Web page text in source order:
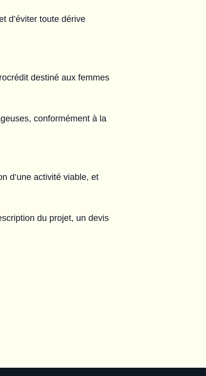
d’éviter toute dérive
destiné aux femmes
conformément à la
d’une activité viable, et
du projet, un devis